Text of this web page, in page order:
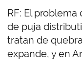
RF: El
de puja
tratan de
expande, y en